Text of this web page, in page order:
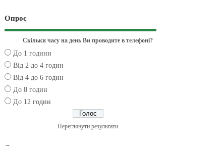
Опрос
Скільки часу на день Ви проводите в телефоні?
До 1 години
Від 2 до 4 годин
Від 4 до 6 годин
До 8 годин
До 12 годин
Переглянути результати